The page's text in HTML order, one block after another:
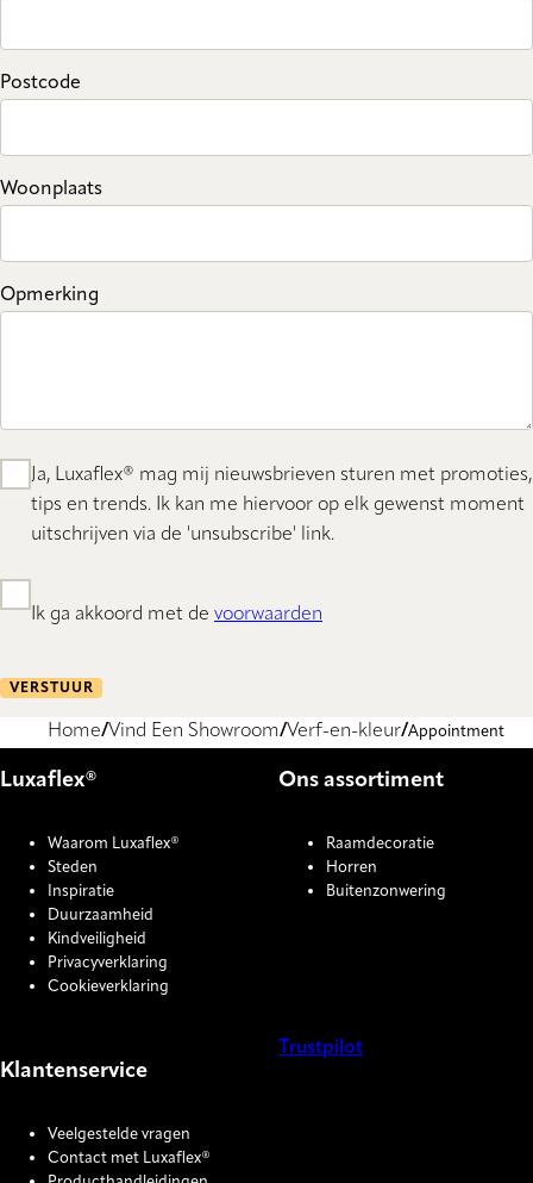
Postcode
Woonplaats
Opmerking
Ja, Luxaflex® mag mij nieuwsbrieven sturen met promoties,
tips en trends. Ik kan me hiervoor op elk gewenst moment
uitschrijven via de 'unsubscribe' link.
Ik ga akkoord met de voorwaarden
VERSTUUR
Home Vind Een Showroom Verf-en-kleur Appointment
Luxaflex®
Waarom Luxaflex®
Steden
Inspiratie
Duurzaamheid
Kindveiligheid
Privacyverklaring
Cookieverklaring
Ons assortiment
Raamdecoratie
Horren
Buitenzonwering
Klantenservice
Veelgestelde vragen
Contact met Luxaflex®
Trustpilot